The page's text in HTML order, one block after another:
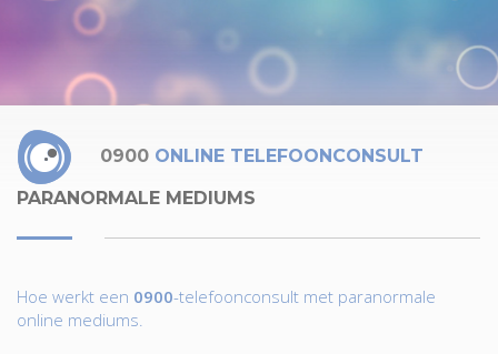
0900 ONLINE TELEFOONCONSULT
PARANORMALE MEDIUMS
Hoe werkt een 0900-telefoonconsult met paranormale
online mediums.